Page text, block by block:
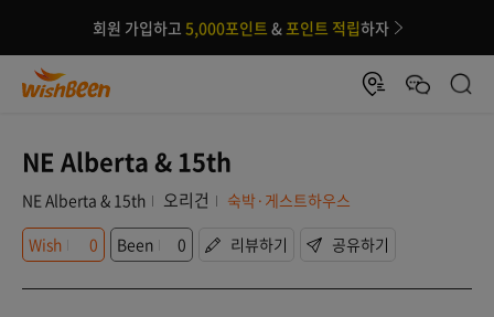
회원 가입하고 5,000포인트 &포인트 적립하자
NE Alberta & 15th
NE Alberta & 15th 오리건
숙박·게스트하우스
Wish
0 Been 0 리뷰하기 공유하기